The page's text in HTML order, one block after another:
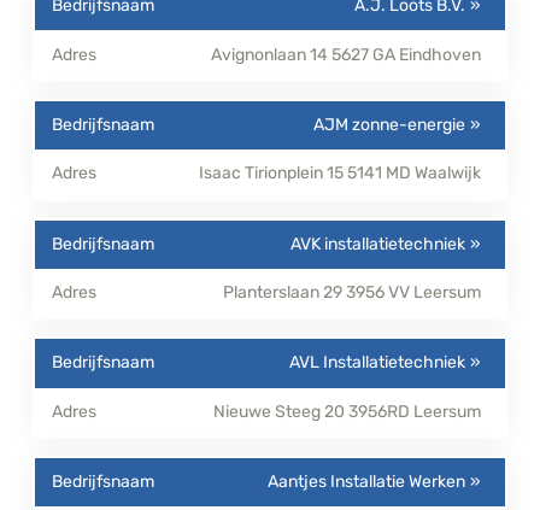
A.J. Loots B.V.
Avignonlaan 14 5627 GA Eindhoven
AJM zonne-energie
Isaac Tirionplein 155141 MD Waalwijk
AVK installatietechniek
Planterslaan 293956 VV Leersum
AVL Installatietechniek
Nieuwe Steeg 20 3956RD Leersum
Aantjes Installatie Werken